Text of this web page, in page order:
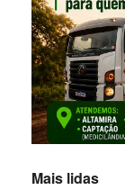
Mais lidas